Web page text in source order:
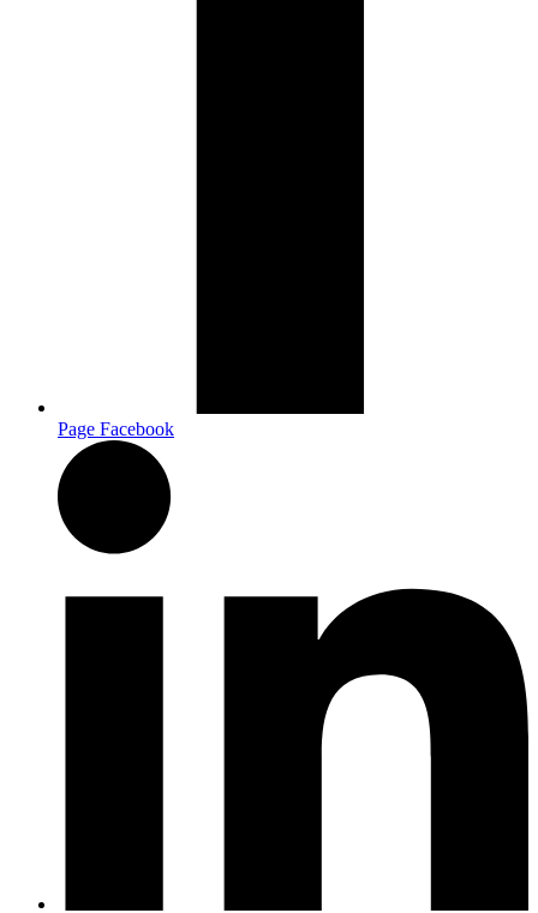
Page Facebook